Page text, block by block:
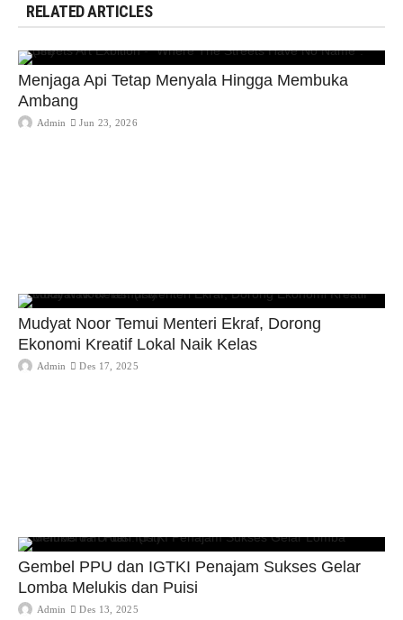
RELATED ARTICLES
Menjaga Api Tetap Menyala Hingga Membuka
Ambang
Admin Jun 23, 2026
Mudyat Noor Temui Menteri Ekraf, Dorong
Ekonomi Kreatif Lokal Naik Kelas
Admin Des 17, 2025
Gembel PPU dan IGTKI Penajam Sukses Gelar
Lomba Melukis dan Puisi
Admin Des 13, 2025